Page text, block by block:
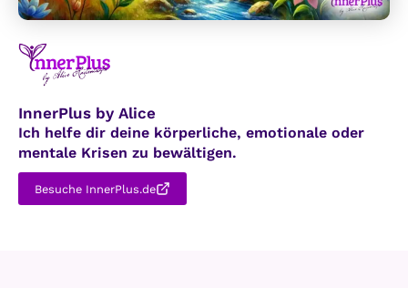
InnerPlus by Alice
Ich helfe dir deine körperliche, emotionale oder
mentale Krisen zu bewältigen.
Besuche InnerPlus.de